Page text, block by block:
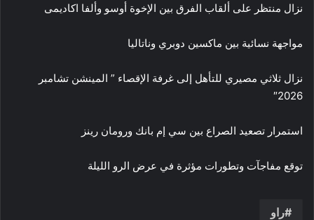
نزال منتظر على ألقاب الفرق بين الإخوة أوسو وألفا اكاديمى
مواجهة نسائية بين ماكسين دوبري وناتاليا
نزال ثلاثي مصيري للتأهل إلى غرفة الإقصاء ” المينشن تشامبر
2026″
استمرار تصعيد الصراع بين سي إم بانك ورومان رينز
توقع مفاجآت وتطورات مؤثرة في عرض الرو الليلة
راو